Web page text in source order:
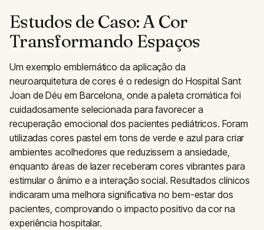
Estudos de Caso: A Cor
Transformando Espaços
Um exemplo emblemático da aplicação da
neuroarquitetura de cores é o redesign do Hospital Sant
Joan de Déu em Barcelona, onde a paleta cromática foi
cuidadosamente selecionada para favorecer a
recuperação emocional dos pacientes pediátricos. Foram
utilizadas cores pastel em tons de verde e azul para criar
ambientes acolhedores que reduzissem a ansiedade,
enquanto áreas de lazer receberam cores vibrantes para
estimular o ânimo e a interação social. Resultados clínicos
indicaram uma melhora significativa no bem-estar dos
pacientes, comprovando o impacto positivo da cor na
experiência hospitalar.